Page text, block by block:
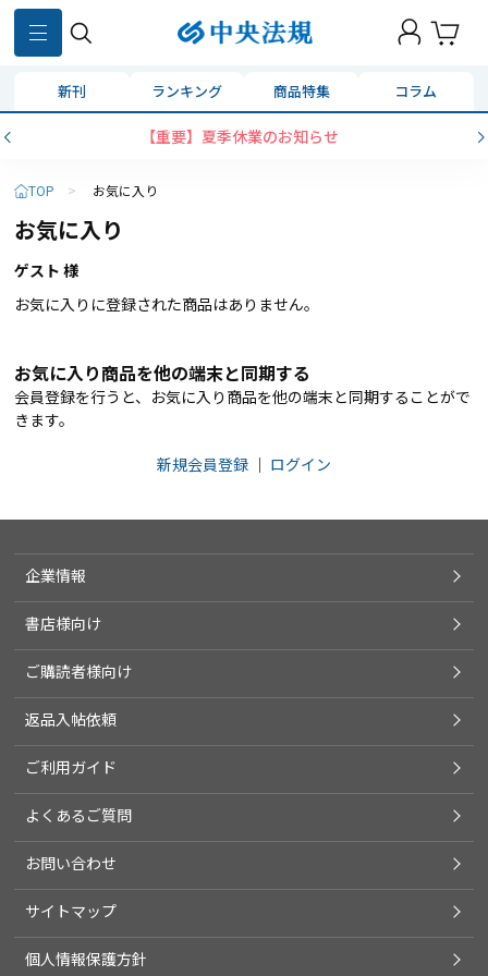
新刊 ランキング 商品特集 コラム
【重要】夏季休業のお知らせ
TOP > お気に入り
お気に入り
ゲスト 様
お気に入りに登録された商品はありません。
お気に入り商品を他の端末と同期する
会員登録を行うと、お気に入り商品を他の端末と同期することがで
きます。
新規会員登録 ｜ ログイン
企業情報
書店様向け
ご購読者様向け
返品入帖依頼
ご利用ガイド
よくあるご質問
お問い合わせ
サイトマップ
個人情報保護方針